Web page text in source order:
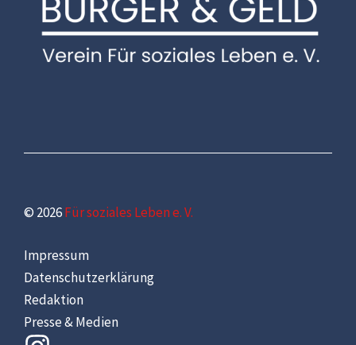
© 2026Für soziales Leben e. V.
Impressum
Datenschutzerklärung
Redaktion
Presse & Medien